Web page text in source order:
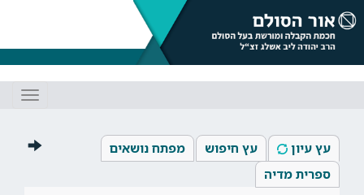
עץ עיון עץ חיפוש
מפתח נושאים
ספרית מדיה